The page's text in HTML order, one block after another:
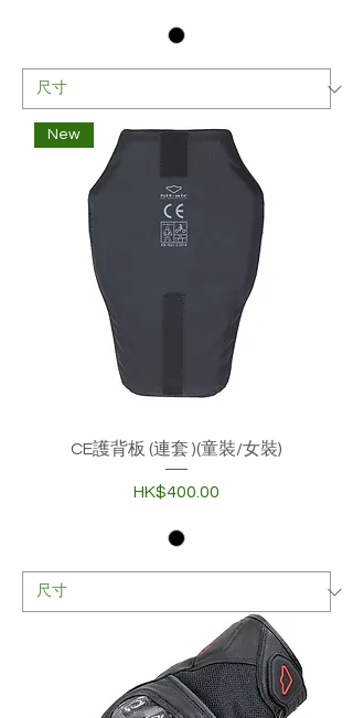
New
CE護背板 (連套 )(童裝/女裝)
價格
HK$400.00